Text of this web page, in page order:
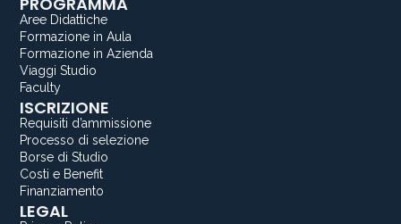
Aree Didattiche
Formazione in Aula
Formazione in Azienda
Viaggi Studio
Faculty
ISCRIZIONE
Requisiti d’ammissione
Processo di selezione
Borse di Studio
Costi e Benefit
Finanziamento
LEGAL